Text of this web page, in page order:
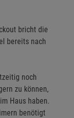
bricht die
bereits nach
noch
zu können,
Haus haben.
benötigt